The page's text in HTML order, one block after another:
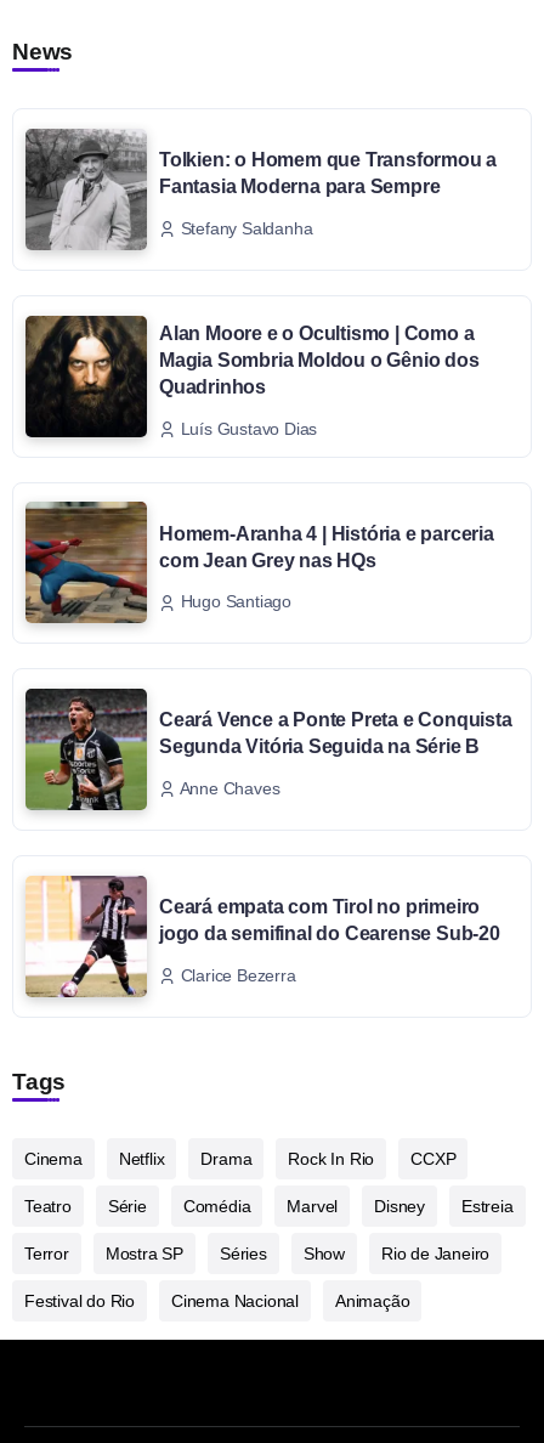
News
Tolkien: o Homem que Transformou a
Fantasia Moderna para Sempre
Stefany Saldanha
Alan Moore e o Ocultismo | Como a
Magia Sombria Moldou o Gênio dos
Quadrinhos
Luís Gustavo Dias
Homem-Aranha 4 | História e parceria
com Jean Grey nas HQs
Hugo Santiago
Ceará Vence a Ponte Preta e Conquista
Segunda Vitória Seguida na Série B
Anne Chaves
Ceará empata com Tirol no primeiro
jogo da semifinal do Cearense Sub-20
Clarice Bezerra
Tags
Cinema Netflix Drama Rock In Rio CCXP
Teatro Série Comédia Marvel Disney Estreia
Terror Mostra SP Séries Show Rio de Janeiro
Festival do Rio Cinema Nacional Animação